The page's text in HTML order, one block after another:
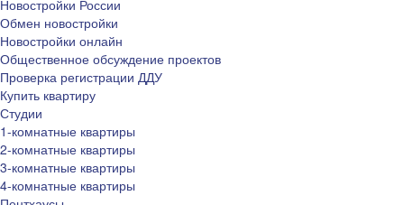
Новостройки России
Обмен новостройки
Новостройки онлайн
Общественное обсуждение проектов
Проверка регистрации ДДУ
Купить квартиру
Студии
1-комнатные квартиры
2-комнатные квартиры
3-комнатные квартиры
4-комнатные квартиры